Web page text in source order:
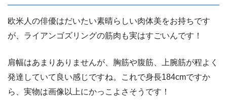
欧米人の俳優はだいたい素晴らしい肉体美をお持ちです
が、ライアンゴズリングの筋肉も実はすごいんです！
肩幅はあまりありませんが、胸筋や腹筋、上腕筋が程よく
発達していて良い感じですね。これで身長184cmですか
ら、実物は画像以上にかっこよさそうです！